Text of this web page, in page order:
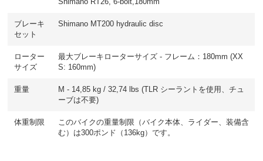
Shimano RT26, 6-bolt,180mm
ブレーキ
セット
Shimano MT200 hydraulic disc
ローター
サイズ
最大ブレーキローターサイズ - フレーム：180mm (XX
S: 160mm)
重量
M - 14,85 kg / 32,74 lbs (TLR シーラントを使用、チュ
ーブは不要)
体重制限
このバイクの重量制限（バイク本体、ライダー、装備含
む）は300ポンド（136kg）です。